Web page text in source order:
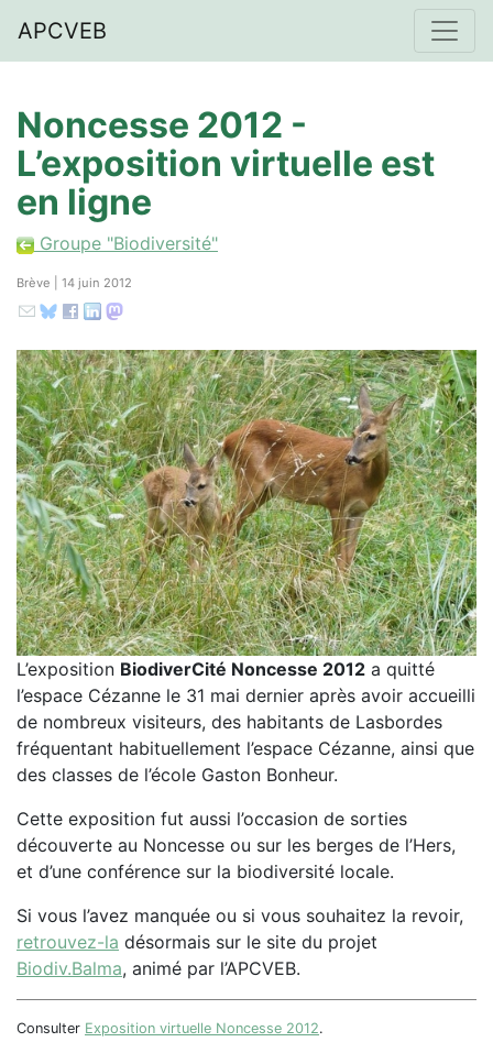
APCVEB
Noncesse 2012 -
L’exposition virtuelle est
en ligne
Groupe "Biodiversité"
Brève | 14 juin 2012
L’exposition BiodiverCité Noncesse 2012 a quitté
l’espace Cézanne le 31 mai dernier après avoir accueilli
de nombreux visiteurs, des habitants de Lasbordes
fréquentant habituellement l’espace Cézanne, ainsi que
des classes de l’école Gaston Bonheur.
Cette exposition fut aussi l’occasion de sorties
découverte au Noncesse ou sur les berges de l’Hers,
et d’une conférence sur la biodiversité locale.
Si vous l’avez manquée ou si vous souhaitez la revoir,
retrouvez-la désormais sur le site du projet
Biodiv.Balma, animé par l’APCVEB.
Consulter Exposition virtuelle Noncesse 2012.